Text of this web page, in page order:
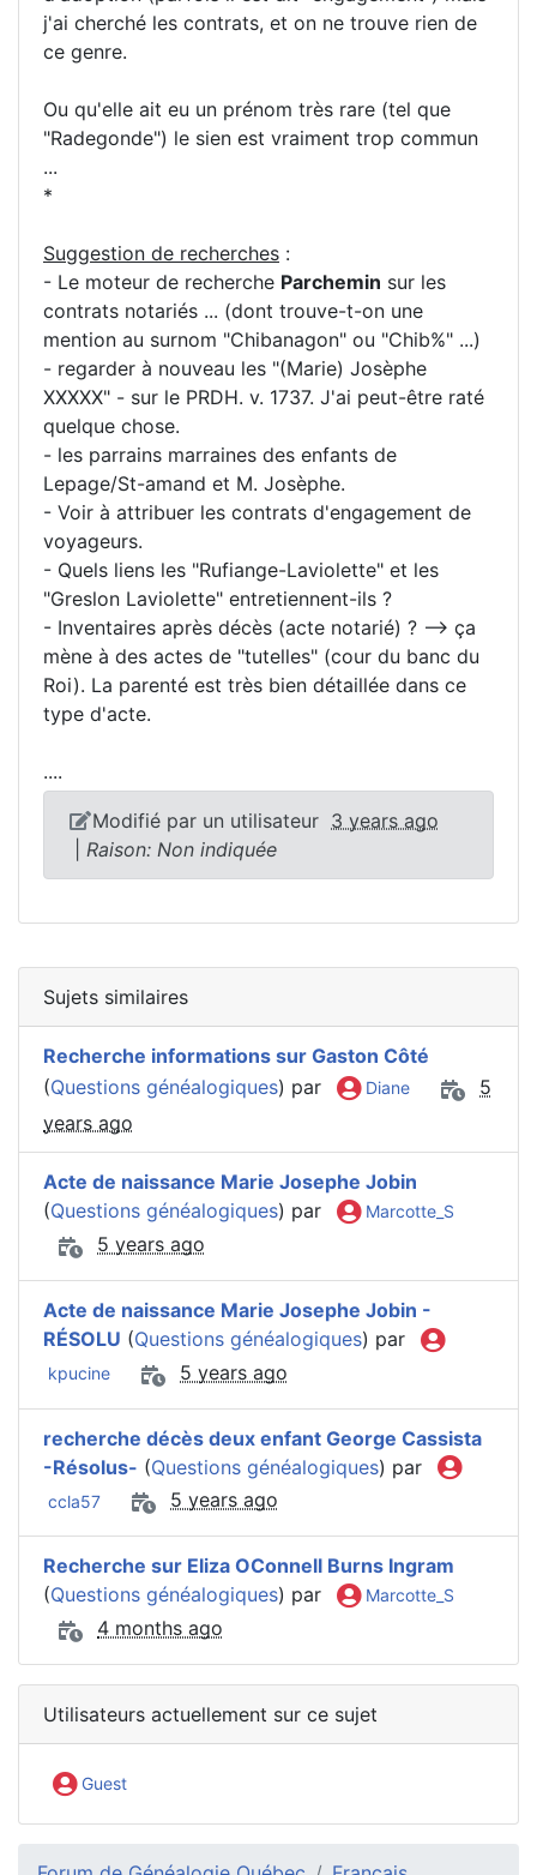
j'ai cherché les contrats, et on ne trouve rien de
ce genre.
Ou qu'elle ait eu un prénom très rare (tel que
"Radegonde") le sien est vraiment trop commun
...
*
Suggestion de recherches :
- Le moteur de recherche Parchemin sur les
contrats notariés ... (dont trouve-t-on une
mention au surnom "Chibanagon" ou "Chib%" ...)
- regarder à nouveau les "(Marie) Josèphe
XXXXX" - sur le PRDH. v. 1737. J'ai peut-être raté
quelque chose.
- les parrains marraines des enfants de
Lepage/St-amand et M. Josèphe.
- Voir à attribuer les contrats d'engagement de
voyageurs.
- Quels liens les "Rufiange-Laviolette" et les
"Greslon Laviolette" entretiennent-ils ?
- Inventaires après décès (acte notarié) ? --> ça
mène à des actes de "tutelles" (cour du banc du
Roi). La parenté est très bien détaillée dans ce
type d'acte.
....
Modifié par un utilisateur 3 years ago
Raison: Non indiquée
Sujets similaires
Recherche informations sur Gaston Côté
(Questions généalogiques) par Diane
5
years ago
Acte de naissance Marie Josephe Jobin
(Questions généalogiques) par Marcotte_S
5 years ago
Acte de naissance Marie Josephe Jobin -
RÉSOLU (Questions généalogiques) par
kpucine 5 years ago
recherche décès deux enfant George Cassista
-Résolus- (Questions généalogiques) par
ccla57 5 years ago
Recherche sur Eliza OConnell Burns Ingram
(Questions généalogiques) par Marcotte_S
4 months ago
Utilisateurs actuellement sur ce sujet
Guest